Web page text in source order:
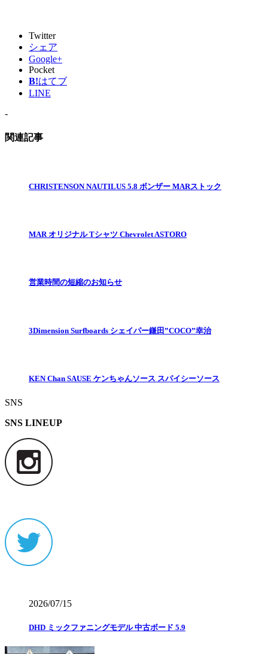
Twitter
シェア
Google+
Pocket
B!はてブ
LINE
-
関連記事
CHRISTENSON NAUTILUS 5.8 ボンザー MARストック
MAR オリジナル Tシャツ Chevrolet ASTORO
営業時間の短縮のお知らせ
3Dimension Surfboards シェイパー鎌田”COCO”幸治
KEN Chan SAUSE ケンちゃんソース スパイシーソース
SNS
SNS LINEUP
2026/07/15
DHD ミックファニングモデル 中古ボード 5.9